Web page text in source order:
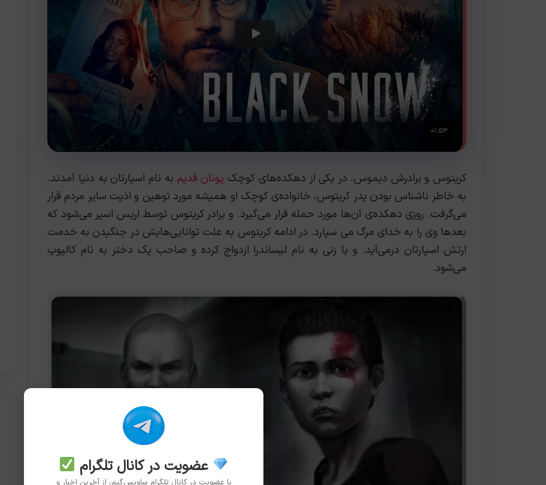
کریتوس و برادرش دیموس، در یکی از دهکده‌های کوچک یونان قدیم به نام اسپارتان به دنیا آمدند.
به خاطر ناشناس بودن پدر کریتوس، خانواده‌ی کوچک او همیشه مورد توهین و اذیت سایر مردم قرار
می‌گرفت. روزی دهکده‌ی آن‌ها مورد حمله قرار می‌گیرد. و برادر کریتوس توسط اریس اسیر می‌شود که
بعدها وی را به خدای مرگ می سپارد. در ادامه کریتوس به علت توانایی‌هایش در جنگیدن به خدمت
ارتش اسپارتان درمی‌آید. و با زنی به نام لیساندرا ازدواج کرده و صاحب یک دختر به نام کالیوپ
می‌شود.
عضویت در کانال تلگرام
با عضویت در کانال تلگرام ساویس‌گیم، از آخرین اخبار و